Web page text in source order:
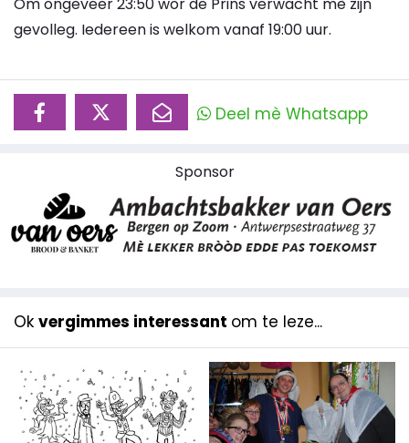
gevolleg. Iedereen is welkom vanaf 19:00 uur.
Deel mè Whatsapp
Sponsor
Ok vergimmes interessant om te leze...